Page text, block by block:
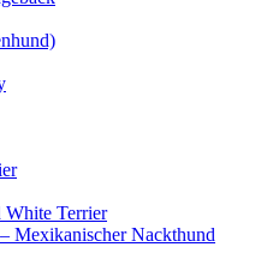
White Terrier
Mexikanischer Nackthund